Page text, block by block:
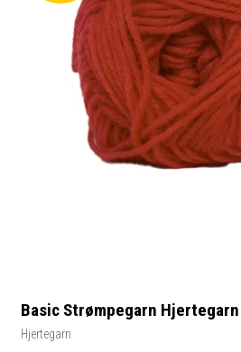
Basic Strømpegarn
Hjertegarn